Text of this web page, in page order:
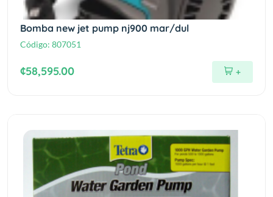
Bomba new jet pump nj900 mar/dul
Código: 807051
¢58,595.00 +